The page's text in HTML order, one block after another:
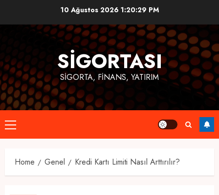
10 Ağustos 2026 1:20:29 PM
SIGORTASI
SIGORTA, FINANS, YATIRIM
Primary
Menu
Home Genel Kredi Kartı Limiti Nasıl Arttırılır?